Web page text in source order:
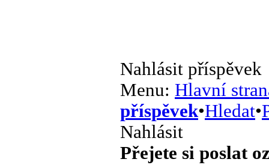
Nahlásit příspěvek
Menu: Hlavní
příspěvek•Hledat•
Nahlásit
Přejete si poslat